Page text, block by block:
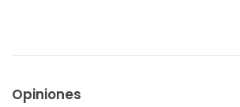
Opiniones